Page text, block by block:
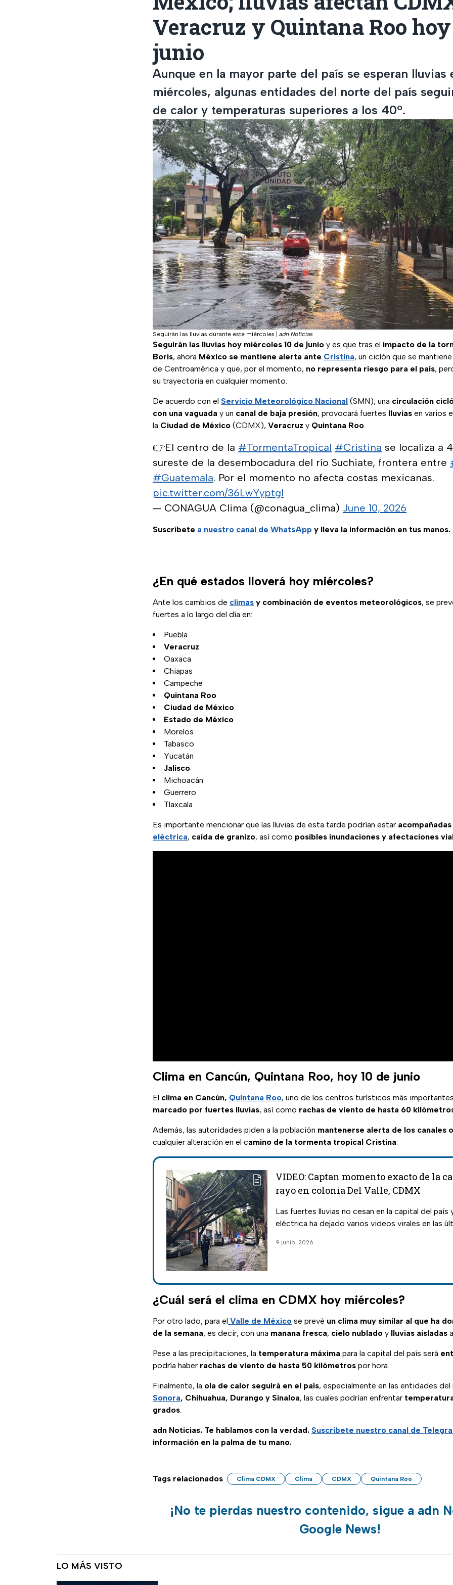
Veracruz y Quintana Roo hoy
junio
Aunque en la mayor parte del país se esperan lluvias
miércoles, algunas entidades del norte del país
de calor y temperaturas superiores a los 40º.
Seguirán las lluvias durante este miércoles adn Noticias
Seguirán las lluvias hoy miércoles 10 de junio y es que tras el impacto de la
Boris, ahora México se mantiene alerta ante Cristina, un ciclón que se
de Centroamérica y que, por el momento, no representa riesgo para el país,
su trayectoria en cualquier momento.
De acuerdo con el Servicio Meteorológico Nacional (SMN), una circulación
con una vaguada y un canal de baja presión, provocará fuertes lluvias en varios
la Ciudad de México (CDMX), Veracruz y Quintana Roo.
👉El centro de la #TormentaTropical #Cristina se localiza a
sureste de la desembocadura del río Suchiate, frontera entre
#Guatemala. Por el momento no afecta costas mexicanas.
pic.twitter.com/36LwYyptgl
— CONAGUA Clima (@conagua_clima) June 10, 2026
Suscríbete a nuestro canal de WhatsApp y lleva la información en tus manos.
¿En qué estados lloverá hoy miércoles?
Ante los cambios de climas y combinación de eventos meteorológicos, se
fuertes a lo largo del día en:
Puebla
Veracruz
Oaxaca
Chiapas
Campeche
Quintana Roo
Ciudad de México
Estado de México
Morelos
Tabasco
Yucatán
Jalisco
Michoacán
Guerrero
Tlaxcala
Es importante mencionar que las lluvias de esta tarde podrían estar
eléctrica, caída de granizo, así como posibles inundaciones y afectaciones
Clima en Cancún, Quintana Roo, hoy 10 de junio
El clima en Cancún, Quintana Roo, uno de los centros turísticos más
marcado por fuertes lluvias, así como rachas de viento de hasta 60
Además, las autoridades piden a la población mantenerse alerta de los canales
cualquier alteración en el camino de la tormenta tropical Cristina.
VIDEO: Captan momento exacto de la
rayo en colonia Del Valle, CDMX
Las fuertes lluvias no cesan en la capital del país
eléctrica ha dejado varios videos virales en las
9 junio, 2026
¿Cuál será el clima en CDMX hoy miércoles?
Por otro lado, para el Valle de México se prevé un clima muy similar al que ha
de la semana, es decir, con una mañana fresca, cielo nublado y lluvias aisladas
Pese a las precipitaciones, la temperatura máxima para la capital del país será
podría haber rachas de viento de hasta 50 kilómetros por hora.
Finalmente, la ola de calor seguirá en el país, especialmente en las entidades
Sonora, Chihuahua, Durango y Sinaloa, las cuales podrían enfrentar
grados.
adn Noticias. Te hablamos con la verdad. Suscríbete nuestro canal de
información en la palma de tu mano.
Tags relacionados Clima CDMX Clima CDMX Quintana Roo
¡No te pierdas nuestro contenido, sigue a adn
Google News!
LO MÁS VISTO